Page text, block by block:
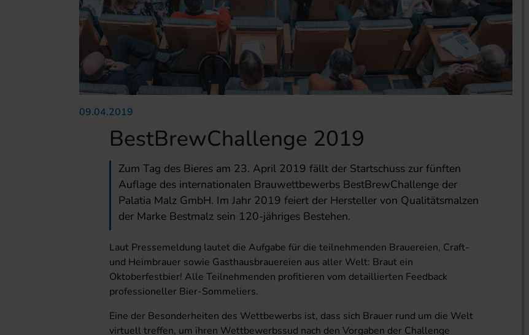
09.04.2019
BestBrewChallenge 2019
Zum Tag des Bieres am 23. April 2019 fällt der Startschuss zur fünften
Auflage des internationalen Brauwettbewerbs BestBrewChallenge der
Palatia Malz GmbH. Im Jahr 2019 feiert der Hersteller von Qualitätsmalzen
der Marke Bestmalz sein 120-jähriges Bestehen.
Laut Pressemeldung lautet die Aufgabe für die teilnehmenden Brauereien, Craft-
und Heimbrauer sowie Gasthausbrauereien aus aller Welt: Braut ein
Oktoberfestbier! Alle Teilnehmenden profitieren vom detaillierten Feedback
professioneller Bier-Sommeliers.
Eine der Besonderheiten des Wettbewerbs ist, dass sich Brauer rund um die Welt
virtuell treffen, um ihren Wettbewerbssud nach den Vorgaben der Challenge